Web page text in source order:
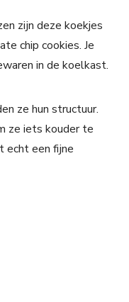
zijn deze koekjes
chip cookies. Je
in de koelkast.
ze hun structuur.
ze iets kouder te
echt een fijne